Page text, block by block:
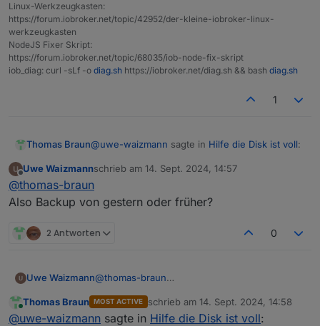
Linux-Werkzeugkasten:
https://forum.iobroker.net/topic/42952/der-kleine-iobroker-linux-
werkzeugkasten
NodeJS Fixer Skript:
https://forum.iobroker.net/topic/68035/iob-node-fix-skript
iob_diag: curl -sLf -o diag.sh https://iobroker.net/diag.sh && bash diag.sh
1
Thomas Braun@uwe-waizmann sagte in Hilfe die Disk ist voll:
Jetzt würdest du ja nur die kaputten Dateien
Offline
Uwe Waizmannschrieb am 14. Sept. 2024, 14:57
zuletzt editiert von
@thomas-braun
Also Backup von gestern oder früher?
2 Antworten 0
Uwe Waizmann@thomas-braun
Online
Thomas Braun MOST ACTIVE schrieb am 14. Sept. 2024, 14:58
zuletzt editiert von
@uwe-waizmann sagte in Hilfe die Disk ist voll: